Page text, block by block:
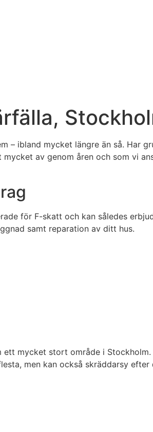
– ibland mycket längre än så. Har
av genom åren och som vi
för F-skatt och kan således
samt reparation av ditt hus.
mycket stort område i
men kan också skräddarsy